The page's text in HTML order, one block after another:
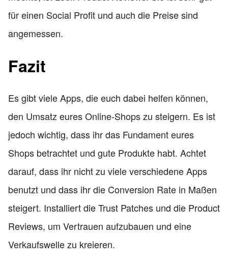
für einen Social Profit und auch die Preise sind
angemessen.
Fazit
Es gibt viele Apps, die euch dabei helfen können,
den Umsatz eures Online-Shops zu steigern. Es ist
jedoch wichtig, dass ihr das Fundament eures
Shops betrachtet und gute Produkte habt. Achtet
darauf, dass ihr nicht zu viele verschiedene Apps
benutzt und dass ihr die Conversion Rate in Maßen
steigert. Installiert die Trust Patches und die Product
Reviews, um Vertrauen aufzubauen und eine
Verkaufswelle zu kreieren.